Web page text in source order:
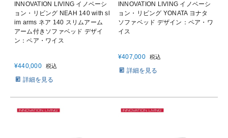
INNOVATION LIVING イノベーシ
ョン・リビング NEAH 140 with sl
im arms ネア 140 スリムアーム
アーム付きソファベッド デザイ
ン：ペア・ワイス
¥440,000 税込
詳細を見る
INNOVATION LIVING イノベーシ
ョン・リビング YONATA ヨナタ
ソファベッド デザイン：ペア・ワ
イス
¥407,000 税込
詳細を見る